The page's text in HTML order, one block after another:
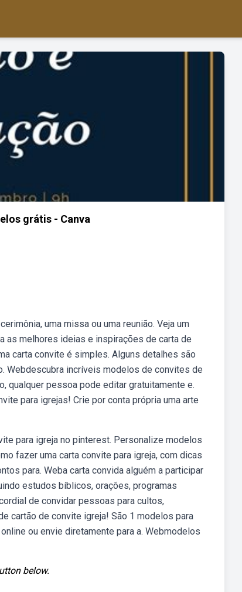
grátis - Canva
uma missa ou uma reunião. Veja um
as melhores ideias e inspirações de carta de
carta convite é simples. Alguns detalhes são
Webdescubra incríveis modelos de convites de
qualquer pessoa pode editar gratuitamente e.
para igrejas! Crie por conta própria uma arte
para igreja no pinterest. Personalize modelos
fazer uma carta convite para igreja, com dicas
para. Weba carta convida alguém a participar
estudos bíblicos, orações, programas
de convidar pessoas para cultos,
cartão de convite igreja! São 1 modelos para
ou envie diretamente para a. Webmodelos
below.